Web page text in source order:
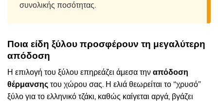
συνολικής ποσότητας.
Ποια είδη ξύλου προσφέρουν τη μεγαλύτερη
απόδοση
Η επιλογή του ξύλου επηρεάζει άμεσα την απόδοση
θέρμανσης του χώρου σας. Η ελιά θεωρείται το “χρυσό”
ξύλο για το ελληνικό τζάκι, καθώς καίγεται αργά, βγάζει